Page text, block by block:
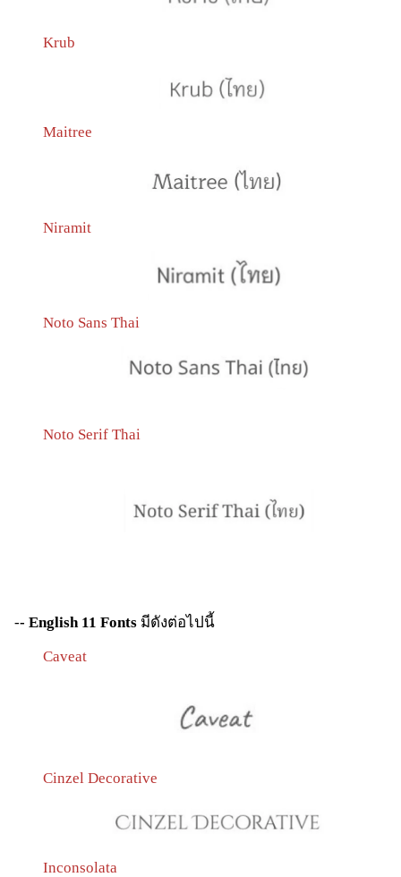
Krub
Maitree
Niramit
Noto Sans Thai
Noto Serif Thai
-- English 11 Fonts มีดังต่อไปนี้
Caveat
Cinzel Decorative
Inconsolata